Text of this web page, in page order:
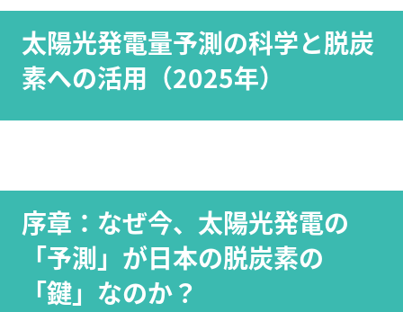
太陽光発電量予測の科学と脱炭
素への活用（2025年）
序章：なぜ今、太陽光発電の
「予測」が日本の脱炭素の
「鍵」なのか？